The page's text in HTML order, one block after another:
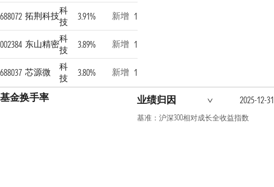
688072 拓荆科技科
技
3.91% 新增 1
002384 东山精密科
技
3.89% 新增 1
688037 芯源微
科
技
3.80% 新增 1
基金换手率 业绩归因 2025-12-31
基准：沪深300相对成长全收益指数